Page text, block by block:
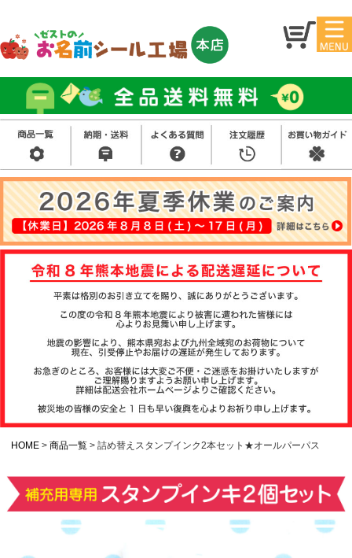
マイ
ジ
お名
前シ
ール
アイ
ロン
シー
ル
お買
い得
セッ
ト
スタ
ンプ
その
他
注文履歴
て
納期・発送方法
について
HOME 商品一覧 詰め替えスタンプインク2本セット★オールパーパス